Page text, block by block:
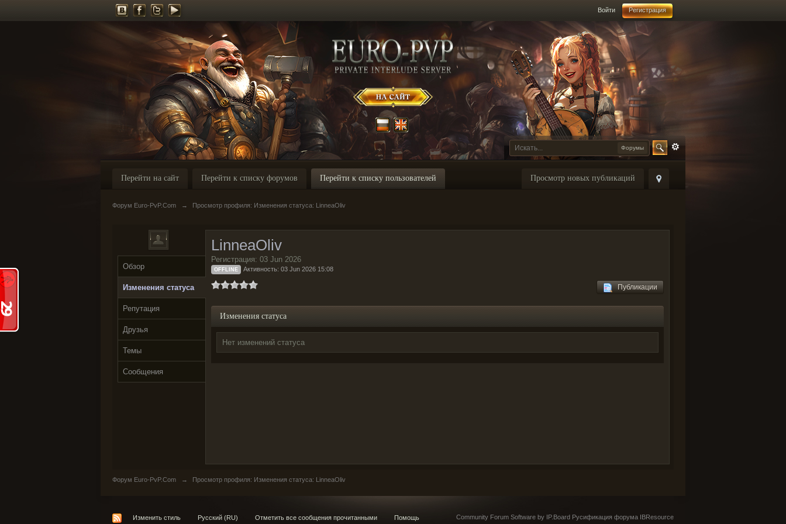
Войти Регистрация
Форумы
Просмотр новых публикаций
Перейти на сайт Перейти к списку форумов Перейти к списку пользователей
Форум Euro-PvP.Com → Просмотр профиля: Изменения статуса: LinneaOliv
Обзор
Изменения статуса
Репутация
Друзья
Темы
Сообщения
LinneaOliv
Регистрация: 03 Jun 2026
OFFLINE Активность: 03 Jun 2026 15:08
Публикации
Изменения статуса
Нет изменений статуса
Форум Euro-PvP.Com → Просмотр профиля: Изменения статуса: LinneaOliv
Изменить стиль Русский (RU) Отметить все сообщения прочитанными Помощь Community Forum Software by IP.Board Русификация форума IBResource